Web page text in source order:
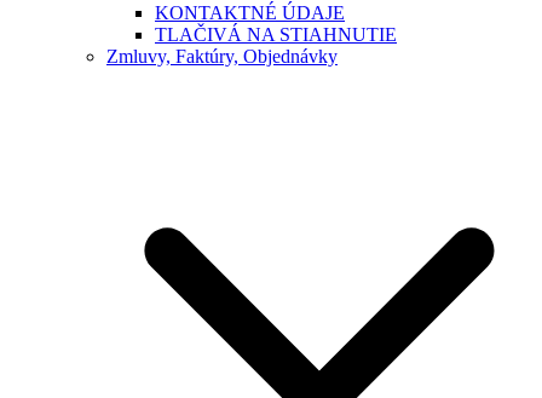
KONTAKTNÉ ÚDAJE
TLAČIVÁ NA STIAHNUTIE
Zmluvy, Faktúry, Objednávky